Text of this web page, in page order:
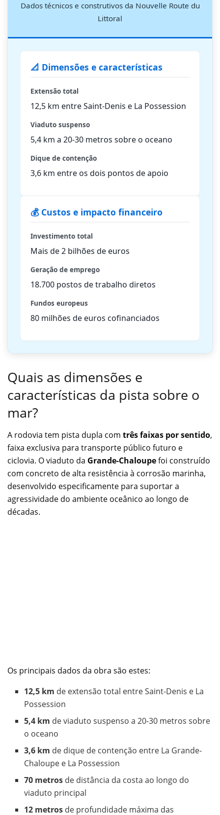
Dados técnicos e construtivos da Nouvelle Route du
Littoral
📐 Dimensões e características
Extensão total
12,5 km entre Saint-Denis e La Possession
Viaduto suspenso
5,4 km a 20-30 metros sobre o oceano
Dique de contenção
3,6 km entre os dois pontos de apoio
💰 Custos e impacto financeiro
Investimento total
Mais de 2 bilhões de euros
Geração de emprego
18.700 postos de trabalho diretos
Fundos europeus
80 milhões de euros cofinanciados
Quais as dimensões e
características da pista sobre o
mar?
A rodovia tem pista dupla com três faixas por sentido,
faixa exclusiva para transporte público futuro e
ciclovia. O viaduto da Grande-Chaloupefoi construído
com concreto de alta resistência à corrosão marinha,
desenvolvido especificamente para suportar a
agressividade do ambiente oceânico ao longo de
décadas.
Os principais dados da obra são estes:
12,5 km de extensão total entre Saint-Denis e La
Possession
5,4 km de viaduto suspenso a 20-30 metros sobre
o oceano
3,6 km de dique de contenção entre La Grande-
Chaloupe e La Possession
70 metros de distância da costa ao longo do
viaduto principal
12 metros de profundidade máxima das